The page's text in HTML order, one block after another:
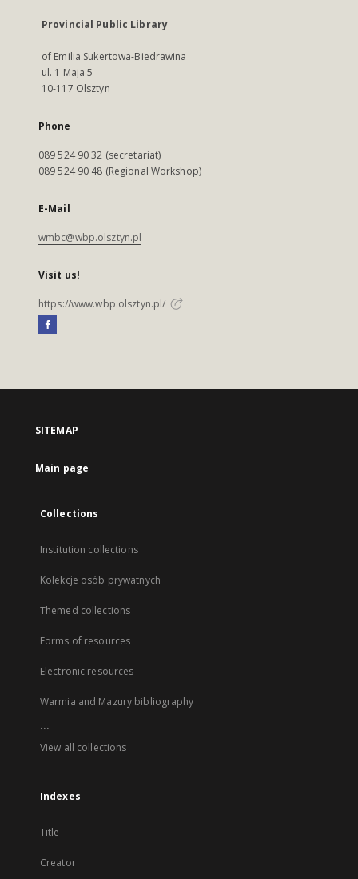
Provincial Public Library
of Emilia Sukertowa-Biedrawina
ul. 1 Maja 5
10-117 Olsztyn
Phone
089 524 90 32 (secretariat)
089 524 90 48 (Regional Workshop)
E-Mail
wmbc@wbp.olsztyn.pl
Visit us!
https://www.wbp.olsztyn.pl/
SITEMAP
Main page
Collections
Institution collections
Kolekcje osób prywatnych
Themed collections
Forms of resources
Electronic resources
Warmia and Mazury bibliography
...
View all collections
Indexes
Title
Creator